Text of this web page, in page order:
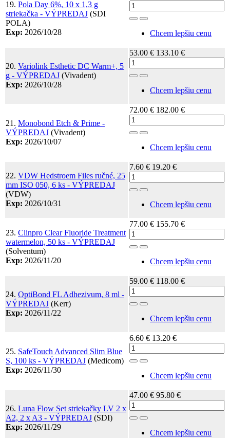
19. Pola Day 6%, 10 x 1,3 g
striekačka - VÝPREDAJ (SDI
POLA)
Exp: 2026/10/28
Toggle Dropdown
Chcem lepšiu cenu
20. Variolink Esthetic DC Warm+, 5
g - VÝPREDAJ (Vivadent)
Exp: 2026/10/28
53.00 € 133.10 €
Toggle Dropdown
Chcem lepšiu cenu
21. Monobond Etch & Prime -
VÝPREDAJ (Vivadent)
Exp: 2026/10/07
72.00 € 182.00 €
Toggle Dropdown
Chcem lepšiu cenu
22. VDW Hedstroem Files ručné, 25
mm ISO 050, 6 ks - VÝPREDAJ
(VDW)
Exp: 2026/10/31
7.60 € 19.20 €
Toggle Dropdown
Chcem lepšiu cenu
23. Clinpro Clear Fluoride Treatment
watermelon, 50 ks - VÝPREDAJ
(Solventum)
Exp: 2026/11/20
77.00 € 155.70 €
Toggle Dropdown
Chcem lepšiu cenu
24. OptiBond FL Adhezivum, 8 ml -
VÝPREDAJ (Kerr)
Exp: 2026/11/22
59.00 € 118.00 €
Toggle Dropdown
Chcem lepšiu cenu
25. SafeTouch Advanced Slim Blue
S, 100 ks - VÝPREDAJ (Medicom)
Exp: 2026/11/30
6.60 € 13.20 €
Toggle Dropdown
Chcem lepšiu cenu
26. Luna Flow Set striekačky LV 2 x
A2, 2 x A3 - VÝPREDAJ (SDI)
Exp: 2026/11/29
47.00 € 95.80 €
Toggle Dropdown
Chcem lepšiu cenu